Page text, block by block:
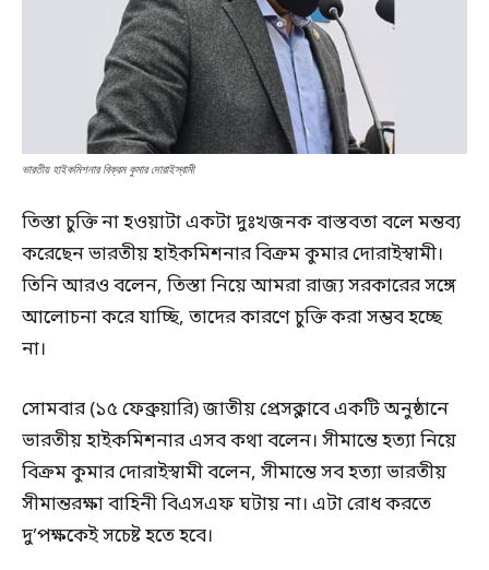
ভারতীয় হাইকমিশনার বিক্রম কুমার দোরাইস্বামী
তিস্তা চুক্তি না হওয়াটা একটা দুঃখজনক বাস্তবতা বলে মন্তব্য
করেছেন ভারতীয় হাইকমিশনার বিক্রম কুমার দোরাইস্বামী।
তিনি আরও বলেন, তিস্তা নিয়ে আমরা রাজ্য সরকারের সঙ্গে
আলোচনা করে যাচ্ছি, তাদের কারণে চুক্তি করা সম্ভব হচ্ছে
না।
সোমবার (১৫ ফেব্রুয়ারি) জাতীয় প্রেসক্লাবে একটি অনুষ্ঠানে
ভারতীয় হাইকমিশনার এসব কথা বলেন। সীমান্তে হত্যা নিয়ে
বিক্রম কুমার দোরাইস্বামী বলেন, সীমান্তে সব হত্যা ভারতীয়
সীমান্তরক্ষা বাহিনী বিএসএফ ঘটায় না। এটা রোধ করতে
দু’পক্ষকেই সচেষ্ট হতে হবে।